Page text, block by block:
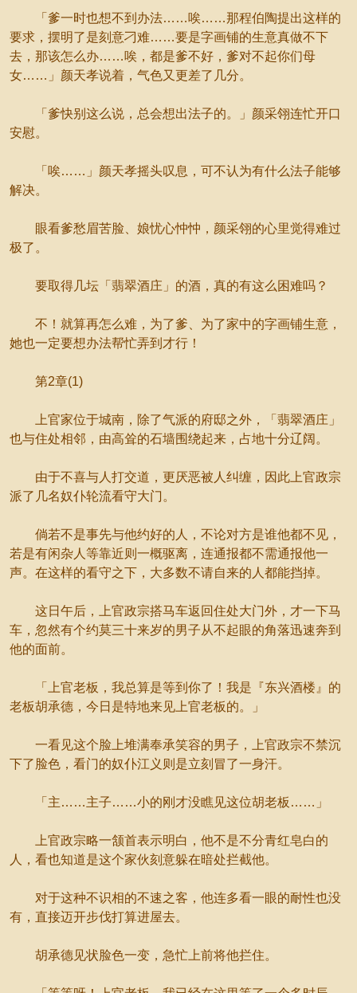
「爹一时也想不到办法……唉……那程伯陶提出这样的
要求，摆明了是刻意刁难……要是字画铺的生意真做不下
去，那该怎么办……唉，都是爹不好，爹对不起你们母
女……」颜天孝说着，气色又更差了几分。
「爹快别这么说，总会想出法子的。」颜采翎连忙开口
安慰。
「唉……」颜天孝摇头叹息，可不认为有什么法子能够
解决。
眼看爹愁眉苦脸、娘忧心忡忡，颜采翎的心里觉得难过
极了。
要取得几坛「翡翠酒庄」的酒，真的有这么困难吗？
不！就算再怎么难，为了爹、为了家中的字画铺生意，
她也一定要想办法帮忙弄到才行！
第2章(1)
上官家位于城南，除了气派的府邸之外，「翡翠酒庄」
也与住处相邻，由高耸的石墙围绕起来，占地十分辽阔。
由于不喜与人打交道，更厌恶被人纠缠，因此上官政宗
派了几名奴仆轮流看守大门。
倘若不是事先与他约好的人，不论对方是谁他都不见，
若是有闲杂人等靠近则一概驱离，连通报都不需通报他一
声。在这样的看守之下，大多数不请自来的人都能挡掉。
这日午后，上官政宗搭马车返回住处大门外，才一下马
车，忽然有个约莫三十来岁的男子从不起眼的角落迅速奔到
他的面前。
「上官老板，我总算是等到你了！我是『东兴酒楼』的
老板胡承德，今日是特地来见上官老板的。」
一看见这个脸上堆满奉承笑容的男子，上官政宗不禁沉
下了脸色，看门的奴仆江义则是立刻冒了一身汗。
「主……主子……小的刚才没瞧见这位胡老板……」
上官政宗略一颔首表示明白，他不是不分青红皂白的
人，看也知道是这个家伙刻意躲在暗处拦截他。
对于这种不识相的不速之客，他连多看一眼的耐性也没
有，直接迈开步伐打算进屋去。
胡承德见状脸色一变，急忙上前将他拦住。